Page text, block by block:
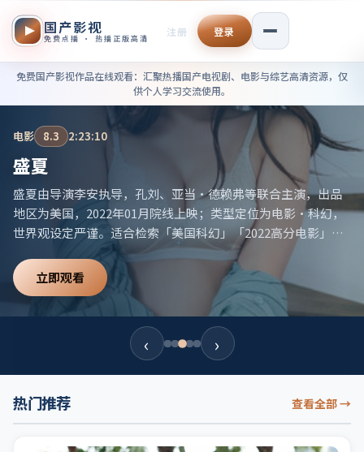
国产影视
免费点播 · 热播正版高清
注册 登录
免费国产影视作品在线观看——
免费国产影视作品在线观看：汇聚热播国产电视剧、电影与综艺高清资源，仅
供个人学习交流使用。
电影 8.3 2:23:10
盛夏
盛夏由导演李安执导，孔刘、亚当·德赖弗等联合主演，出品
地区为美国，2022年01月院线上映；类型定位为电影·科幻，
世界观设定严谨。适合检索「美国科幻」「2022高分电影」等
立即观看
‹ ›
热门推荐 查看全部→